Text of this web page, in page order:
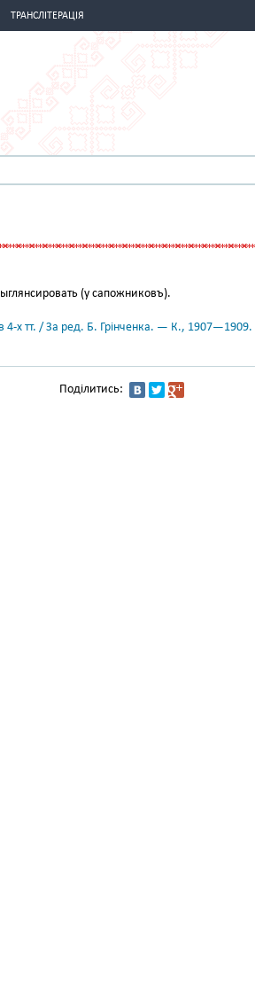
ТРАНСЛІТЕРАЦІЯ
(у сапожниковъ).
4-х тт. / За ред. Б. Грінченка. — К., 1907—1909.
Поділитись: